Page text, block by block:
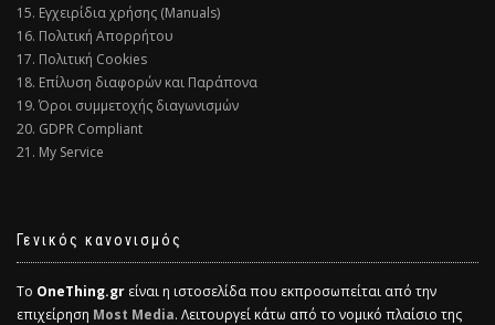
15. Εγχειρίδια χρήσης (Manuals)
16. Πολιτική Απορρήτου
17. Πολιτική Cookies
18. Επίλυση διαφορών και Παράπονα
19. Όροι συμμετοχής διαγωνισμών
20. GDPR Compliant
21. My Service
Γενικός κανονισμός
Το OneThing.gr είναι η ιστοσελίδα που εκπροσωπείται από την
επιχείρηση Most Media. Λειτουργεί κάτω από το νομικό πλαίσιο της